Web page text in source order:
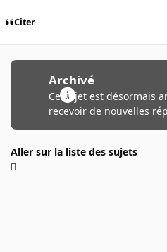
Citer
Archivé
Ce sujet est désormais
recevoir de nouvelles
Aller sur la liste des sujets